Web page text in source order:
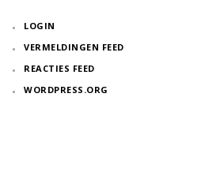
LOGIN
VERMELDINGEN FEED
REACTIES FEED
WORDPRESS.ORG